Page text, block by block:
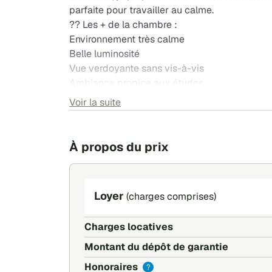
parfaite pour travailler au calme.
?? Les + de la chambre :
Environnement très calme
Belle luminosité
Vue verdoyante sans vis-à-vis
Ambiance propice aux études
L'espace cuisine, la salle de bain et les
?? Tous commerces à proximité immédiate :
pharmacie
? Accès rapide et facile à l'IUT de Blagnac,
entretien)
Voir la suite
À propos du prix
Loyer (charges comprises)
Charges locatives
Montant du dépôt de garantie
Honoraires
?